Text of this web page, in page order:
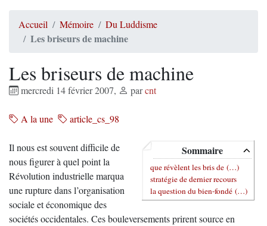
Accueil Mémoire Du Luddisme
Les briseurs de machine
Les briseurs de machine
mercredi 14 février 2007, parcnt
A la une article_cs_98
Sommaire
que révèlent les bris de (…)
stratégie de dernier recours
la question du bien-fondé (…)
Il nous est souvent difficile de
nous figurer à quel point la
Révolution industrielle marqua
une rupture dans l’organisation
sociale et économique des
sociétés occidentales. Ces bouleversements prirent source en